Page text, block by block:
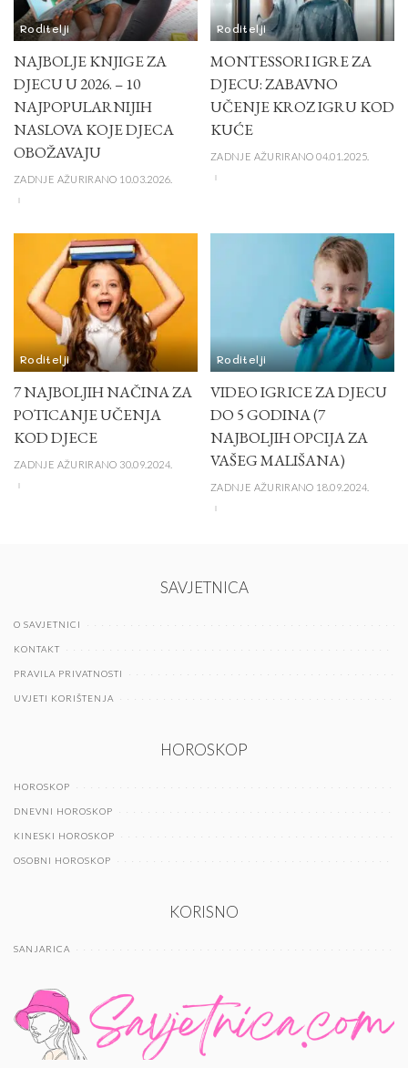
Roditelji
NAJBOLJE KNJIGE ZA
DJECU U 2026. – 10
NAJPOPULARNIJIH
NASLOVA KOJE DJECA
OBOŽAVAJU
ZADNJE AŽURIRANO 10.03.2026.
Roditelji
MONTESSORI IGRE ZA
DJECU: ZABAVNO
UČENJE KROZ IGRU KOD
KUĆE
ZADNJE AŽURIRANO 04.01.2025.
Roditelji
7 NAJBOLJIH NAČINA ZA
POTICANJE UČENJA
KOD DJECE
ZADNJE AŽURIRANO 30.09.2024.
Roditelji
VIDEO IGRICE ZA DJECU
DO 5 GODINA (7
NAJBOLJIH OPCIJA ZA
VAŠEG MALIŠANA)
ZADNJE AŽURIRANO 18.09.2024.
SAVJETNICA
O SAVJETNICI
KONTAKT
PRAVILA PRIVATNOSTI
UVJETI KORIŠTENJA
HOROSKOP
HOROSKOP
DNEVNI HOROSKOP
KINESKI HOROSKOP
OSOBNI HOROSKOP
KORISNO
SANJARICA